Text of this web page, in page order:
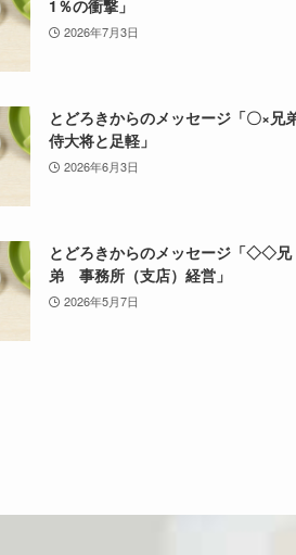
1％の衝撃」
2026年7月3日
とどろきからのメッセージ「〇×兄
侍大将と足軽」
2026年6月3日
とどろきからのメッセージ「◇◇兄
弟 事務所（支店）経営」
2026年5月7日